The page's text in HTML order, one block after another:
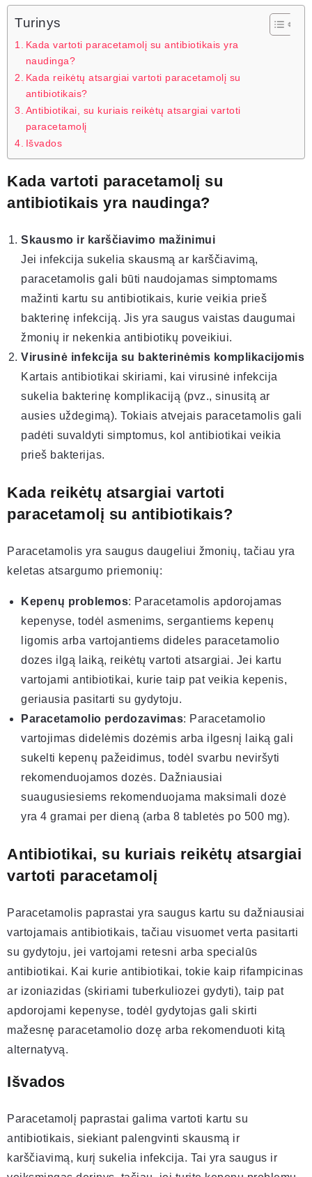
Turinys
Kada vartoti paracetamolį su antibiotikais yra
naudinga?
Kada reikėtų atsargiai vartoti paracetamolį su
antibiotikais?
Antibiotikai, su kuriais reikėtų atsargiai vartoti
paracetamolį
Išvados
Kada vartoti paracetamolį su
antibiotikais yra naudinga?
Skausmo ir karščiavimo mažinimui
Jei infekcija sukelia skausmą ar karščiavimą,
paracetamolis gali būti naudojamas simptomams
mažinti kartu su antibiotikais, kurie veikia prieš
bakterinę infekciją. Jis yra saugus vaistas daugumai
žmonių ir nekenkia antibiotikų poveikiui.
Virusinė infekcija su bakterinėmis komplikacijomis
Kartais antibiotikai skiriami, kai virusinė infekcija
sukelia bakterinę komplikaciją (pvz., sinusitą ar
ausies uždegimą). Tokiais atvejais paracetamolis gali
padėti suvaldyti simptomus, kol antibiotikai veikia
prieš bakterijas.
Kada reikėtų atsargiai vartoti
paracetamolį su antibiotikais?
Paracetamolis yra saugus daugeliui žmonių, tačiau yra
keletas atsargumo priemonių:
Kepenų problemos: Paracetamolis apdorojamas
kepenyse, todėl asmenims, sergantiems kepenų
ligomis arba vartojantiems dideles paracetamolio
dozes ilgą laiką, reikėtų vartoti atsargiai. Jei kartu
vartojami antibiotikai, kurie taip pat veikia kepenis,
geriausia pasitarti su gydytoju.
Paracetamolio perdozavimas: Paracetamolio
vartojimas didelėmis dozėmis arba ilgesnį laiką gali
sukelti kepenų pažeidimus, todėl svarbu neviršyti
rekomenduojamos dozės. Dažniausiai
suaugusiesiems rekomenduojama maksimali dozė
yra 4 gramai per dieną (arba 8 tabletės po 500 mg).
Antibiotikai, su kuriais reikėtų atsargiai
vartoti paracetamolį
Paracetamolis paprastai yra saugus kartu su dažniausiai
vartojamais antibiotikais, tačiau visuomet verta pasitarti
su gydytoju, jei vartojami retesni arba specialūs
antibiotikai. Kai kurie antibiotikai, tokie kaip rifampicinas
ar izoniazidas (skiriami tuberkuliozei gydyti), taip pat
apdorojami kepenyse, todėl gydytojas gali skirti
mažesnę paracetamolio dozę arba rekomenduoti kitą
alternatyvą.
Išvados
Paracetamolį paprastai galima vartoti kartu su
antibiotikais, siekiant palengvinti skausmą ir
karščiavimą, kurį sukelia infekcija. Tai yra saugus ir